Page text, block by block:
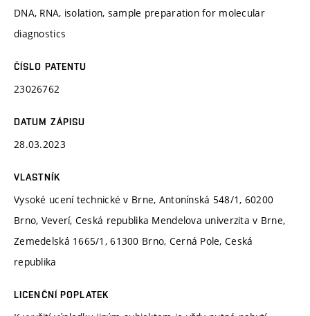
DNA, RNA, isolation, sample preparation for molecular
diagnostics
ČÍSLO PATENTU
23026762
DATUM ZÁPISU
28.03.2023
VLASTNÍK
Vysoké ucení technické v Brne, Antonínská 548/1, 60200
Brno, Veverí, Ceská republika Mendelova univerzita v Brne,
Zemedelská 1665/1, 61300 Brno, Cerná Pole, Ceská
republika
LICENČNÍ POPLATEK